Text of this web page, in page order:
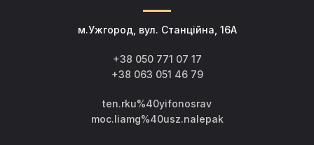
м.Ужгород, вул. Станційна, 16А
+38 050 771 07 17
+38 063 051 46 79
ten.rku%40yifonosrav
moc.liamg%40usz.nalepak